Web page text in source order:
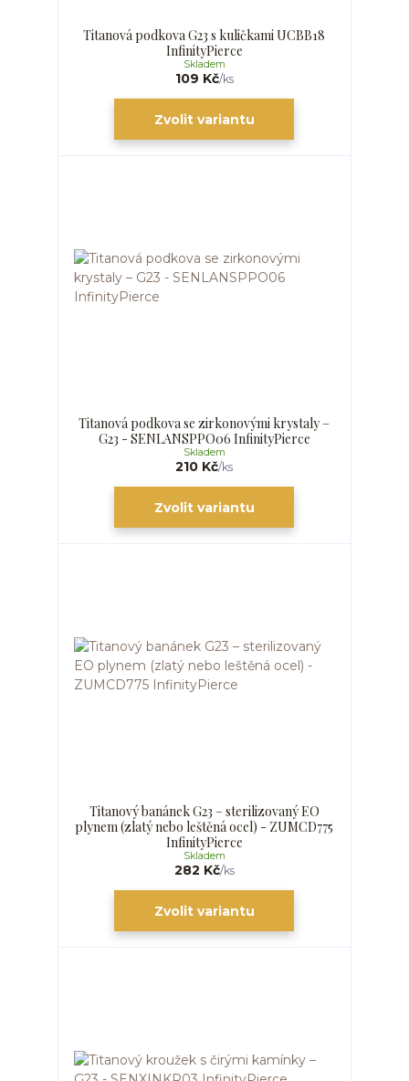
Titanová podkova G23 s kuličkami UCBB18
InfinityPierce
109 Kč/ks
Skladem
Zvolit variantu
Titanová podkova se zirkonovými krystaly –
G23 - SENLANSPPO06 InfinityPierce
210 Kč/ks
Skladem
Zvolit variantu
Titanový banánek G23 – sterilizovaný EO
plynem (zlatý nebo leštěná ocel) - ZUMCD775
InfinityPierce
282 Kč/ks
Skladem
Zvolit variantu